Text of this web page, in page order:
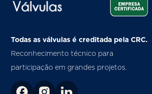
Todas as válvulas é creditada pela CRC.
Reconhecimento técnico para
participação em grandes projetos.